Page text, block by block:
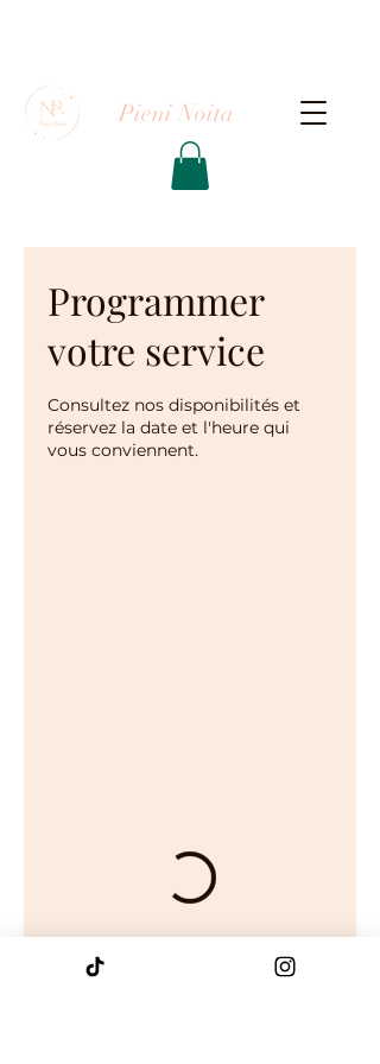
Pieni Noita
Programmer
votre service
Consultez nos disponibilités et
réservez la date et l'heure qui
vous conviennent.